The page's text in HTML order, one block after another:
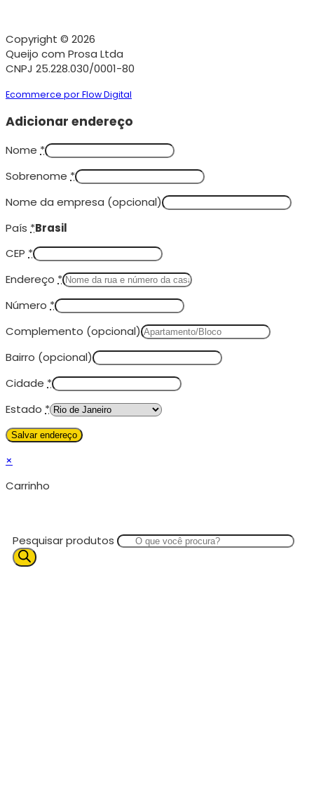
Copyright © 2026
Queijo com Prosa Ltda
CNPJ 25.228.030/0001-80
Ecommerce por Flow Digital
Adicionar endereço
Nome *
Sobrenome *
Nome da empresa (opcional)
País *Brasil
CEP *
Endereço *
Número *
Complemento (opcional)
Bairro (opcional)
Cidade *
Estado *
×
Carrinho
Pesquisar produtos